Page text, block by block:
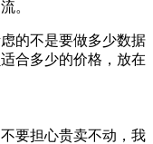
。
的不是要做多少数据
合多少的价格，放在
要担心贵卖不动，我